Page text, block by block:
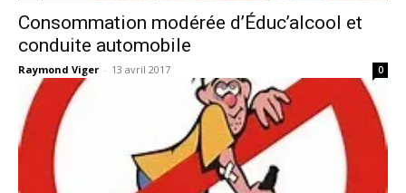
Consommation modérée d’Éduc’alcool et
conduite automobile
Raymond Viger - 13 avril 2017 0